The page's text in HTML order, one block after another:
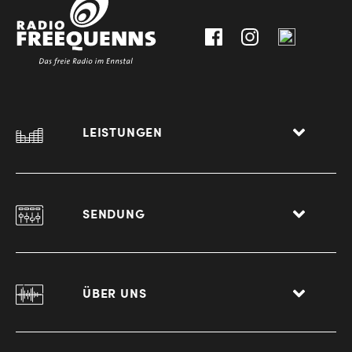
LEISTUNGEN
SENDUNG
ÜBER UNS